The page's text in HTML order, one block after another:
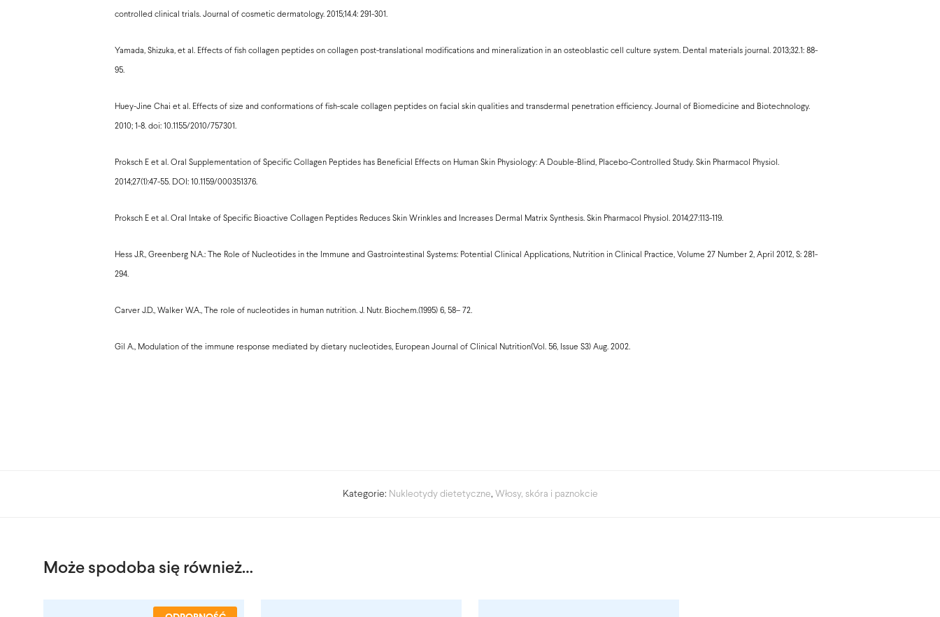
controlled clinical trials. Journal of cosmetic dermatology. 2015;14.4: 291-301.
Yamada, Shizuka, et al. Effects of fish collagen peptides on collagen post-translational modifications and mineralization in an osteoblastic cell culture system. Dental materials journal. 2013;32.1: 88-
95.
Huey-Jine Chai et al. Effects of size and conformations of fish-scale collagen peptides on facial skin qualities and transdermal penetration efficiency. Journal of Biomedicine and Biotechnology.
2010; 1-8. doi: 10.1155/2010/757301.
Proksch E et al. Oral Supplementation of Specific Collagen Peptides has Beneficial Effects on Human Skin Physiology: A Double-Blind, Placebo-Controlled Study. Skin Pharmacol Physiol.
2014;27(1):47-55. DOI: 10.1159/000351376.
Proksch E et al. Oral Intake of Specific Bioactive Collagen Peptides Reduces Skin Wrinkles and Increases Dermal Matrix Synthesis. Skin Pharmacol Physiol. 2014;27:113-119.
Hess J.R., Greenberg N.A.: The Role of Nucleotides in the Immune and Gastrointestinal Systems: Potential Clinical Applications, Nutrition in Clinical Practice, Volume 27 Number 2, April 2012, S: 281-
294.
Carver J.D., Walker W.A., The role of nucleotides in human nutrition. J. Nutr. Biochem.(1995) 6, 58– 72.
Gil A., Modulation of the immune response mediated by dietary nucleotides, European Journal of Clinical Nutrition(Vol. 56, Issue S3) Aug. 2002.
Kategorie: Nukleotydy dietetyczne, Włosy, skóra i paznokcie
Może spodoba się również…